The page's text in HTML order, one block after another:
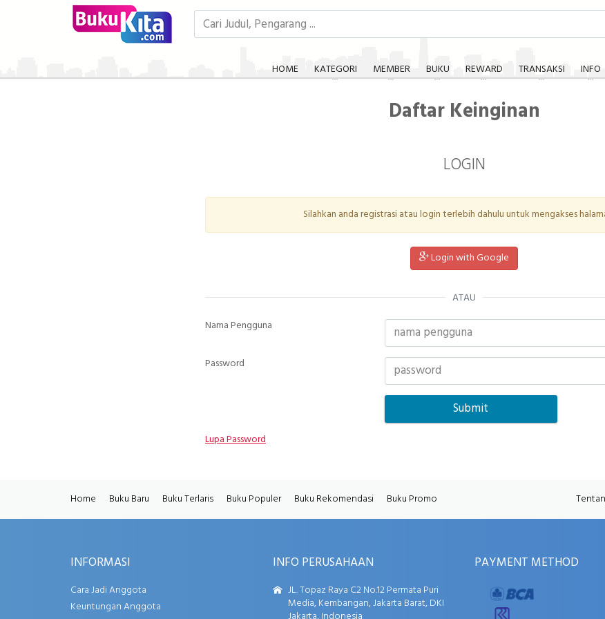
HOME KATEGORI MEMBER BUKU REWARD TRANSAKSI INFO
Daftar Keinginan
LOGIN
Silahkan anda registrasi atau login terlebih dahulu untuk mengakses
Login with Google
ATAU
Nama Pengguna
Password
Lupa Password
Home Buku Baru Buku Terlaris Buku Populer Buku Rekomendasi Buku Promo
INFORMASI
Cara Jadi Anggota
Keuntungan Anggota
INFO PERUSAHAAN
JL. Topaz Raya C2 No.12 Permata Puri
Media, Kembangan, Jakarta Barat, DKI
PAYMENT METHOD